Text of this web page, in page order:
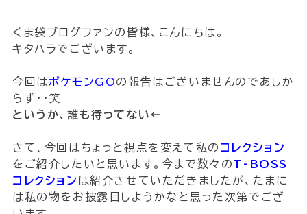
くま袋ブログファンの皆様、こんにちは。
キタハラでございます。
今回はポケモンGOの報告はございませんのであしか
らず・・笑
というか、誰も待ってない←
さて、今回はちょっと視点を変えて私の コレクション
をご紹介したいと思います。今まで数々のT-BOSS
コレクション は紹介させていただきましたが、たまに
は私の物をお披露目しようかなと思った次第でござ